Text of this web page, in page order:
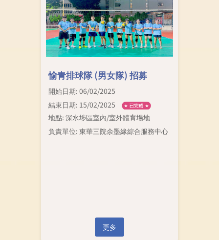
愉青排球隊 (男女隊) 招募
開始日期: 06/02/2025
結束日期: 15/02/2025
地點: 深水埗區室內/室外體育場地
負責單位: 東華三院余墨緣綜合服務中心
更多